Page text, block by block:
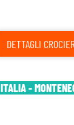
DETTAGLI
ITALIA -